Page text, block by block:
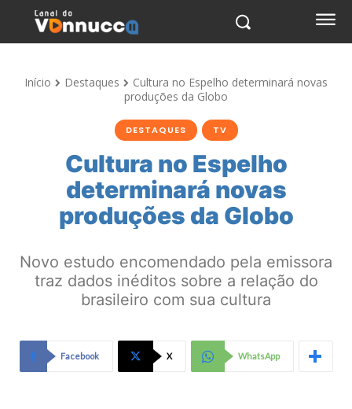
Início Destaques
Cultura no Espelho determinará novas
produções da Globo
DESTAQUES TV
Cultura no Espelho
determinará novas
produções da Globo
Novo estudo encomendado pela emissora
traz dados inéditos sobre a relação do
brasileiro com sua cultura
Facebook X WhatsApp